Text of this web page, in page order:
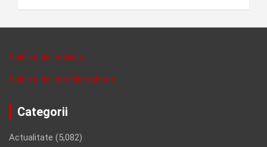
Politica de cookies
Politica de confidentalitate
Categorii
Actualitate (5,082)